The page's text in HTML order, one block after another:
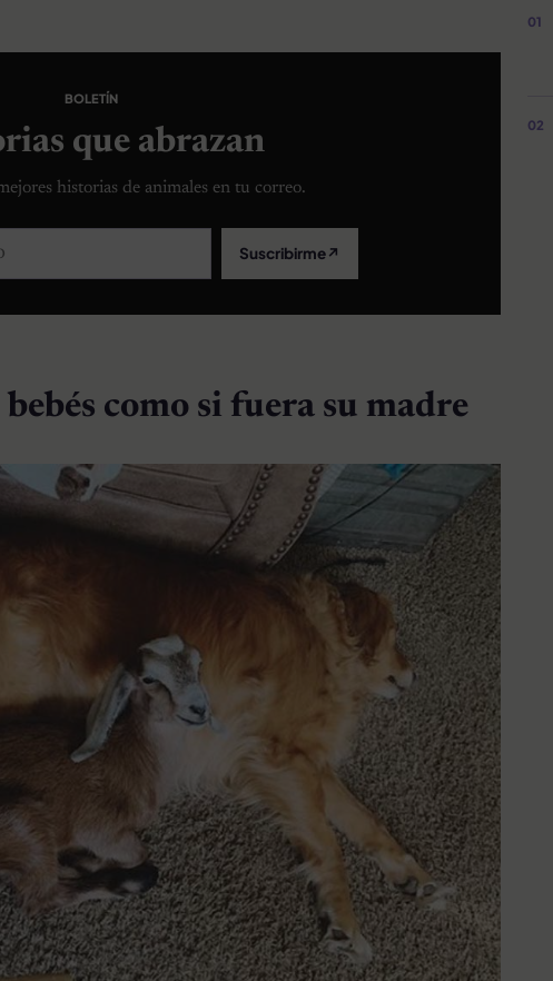
BOLETÍN
que abrazan
historias de animales en tu correo.
Suscribirme↗
como si fuera su madre